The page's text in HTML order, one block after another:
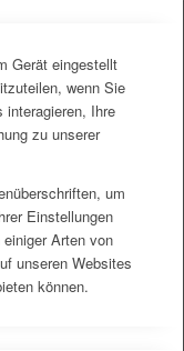
Gerät eingestellt
wenn Sie
Ihre
zu unserer
um
Einstellungen
Arten von
unseren Websites
können.